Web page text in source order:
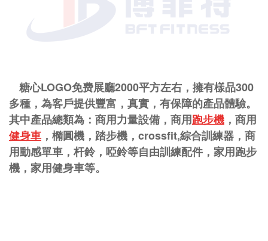
糖心LOGO免费展廳2000平方左右，擁有樣品300
多種，為客戶提供豐富，真實，有保障的產品體驗。
其中產品總類為：商用力量設備，商用跑步機 ，商用
健身車 ，橢圓機，踏步機，crossfit,綜合訓練器，商
用動感單車，杆鈴，啞鈴等自由訓練配件，家用跑步
機，家用健身車等。